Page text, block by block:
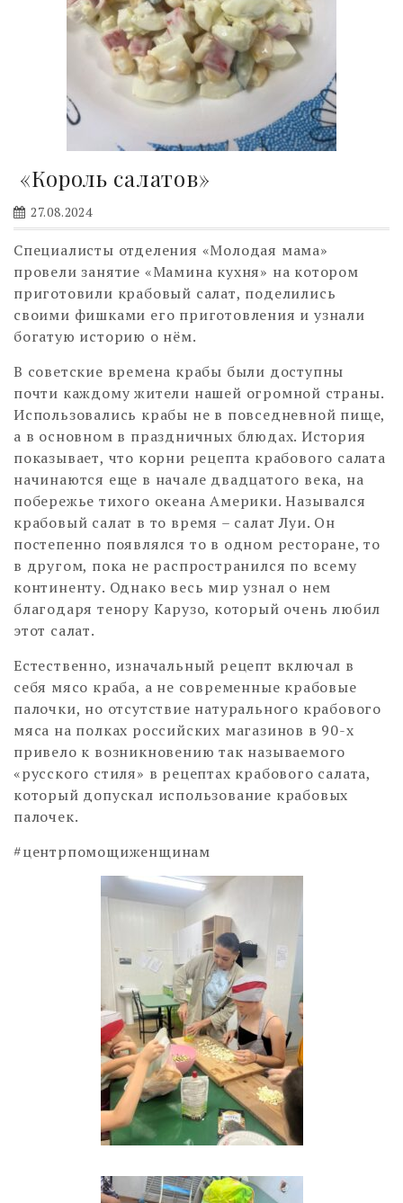
«Король салатов»
27.08.2024
Специалисты отделения «Молодая мама»
провели занятие «Мамина кухня» на котором
приготовили крабовый салат, поделились
своими фишками его приготовления и узнали
богатую историю о нём.
В советские времена крабы были доступны
почти каждому жители нашей огромной страны.
Использовались крабы не в повседневной пище,
а в основном в праздничных блюдах. История
показывает, что корни рецепта крабового салата
начинаются еще в начале двадцатого века, на
побережье тихого океана Америки. Назывался
крабовый салат в то время – салат Луи. Он
постепенно появлялся то в одном ресторане, то
в другом, пока не распространился по всему
континенту. Однако весь мир узнал о нем
благодаря тенору Карузо, который очень любил
этот салат.
Естественно, изначальный рецепт включал в
себя мясо краба, а не современные крабовые
палочки, но отсутствие натурального крабового
мяса на полках российских магазинов в 90-х
привело к возникновению так называемого
«русского стиля» в рецептах крабового салата,
который допускал использование крабовых
палочек.
#центрпомощиженщинам